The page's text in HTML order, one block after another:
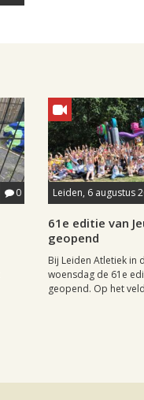
0 Leiden, 6 augustus
61e editie van
geopend
Bij Leiden Atletiek in
woensdag de 61e
geopend. Op het